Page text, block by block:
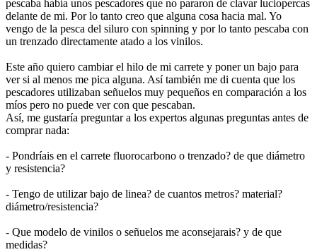
pescaba había unos pescadores que no pararon de clavar luciopercas
delante de mi. Por lo tanto creo que alguna cosa hacia mal. Yo
vengo de la pesca del siluro con spinning y por lo tanto pescaba con
un trenzado directamente atado a los vinilos.
Este año quiero cambiar el hilo de mi carrete y poner un bajo para
ver si al menos me pica alguna. Así también me di cuenta que los
pescadores utilizaban señuelos muy pequeños en comparación a los
míos pero no puede ver con que pescaban.
Así, me gustaría preguntar a los expertos algunas preguntas antes de
comprar nada:
- Pondríais en el carrete fluorocarbono o trenzado? de que diámetro
y resistencia?
- Tengo de utilizar bajo de linea? de cuantos metros? material?
diámetro/resistencia?
- Que modelo de vinilos o señuelos me aconsejarais? y de que
medidas?